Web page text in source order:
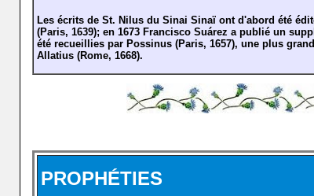
Les écrits de St. Nilus du Sinai Sinaï ont d'abord été
(Paris, 1639); en 1673 Francisco Suárez a publié un
été recueillies par Possinus (Paris, 1657), une plus
Allatius (Rome, 1668).
PROPHÉTIES